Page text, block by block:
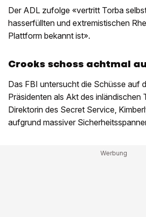
Der ADL zufolge «vertritt Torba
hasserfüllten und extremistischen
Plattform bekannt ist».
Crooks schoss achtmal
Das FBI untersucht die Schüsse auf
Präsidenten als Akt des inländischen
Direktorin des Secret Service,
aufgrund massiver